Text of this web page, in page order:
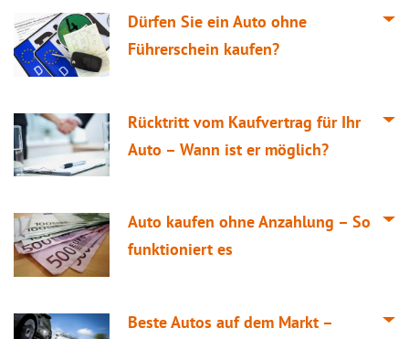
Dürfen Sie ein Auto ohne
Führerschein kaufen?
Rücktritt vom Kaufvertrag für Ihr
Auto – Wann ist er möglich?
Auto kaufen ohne Anzahlung – So
funktioniert es
Beste Autos auf dem Markt –